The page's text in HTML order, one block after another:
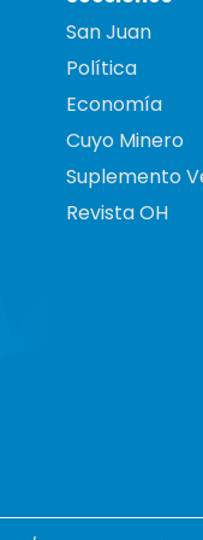
San Juan
Política
Economía
Cuyo Minero
Suplemento
Revista OH